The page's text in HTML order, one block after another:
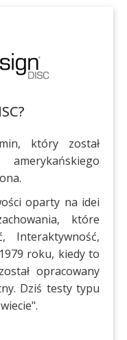
który został
oparty na idei
które
Interaktywność,
roku, kiedy to
opracowany
Dziś testy typu